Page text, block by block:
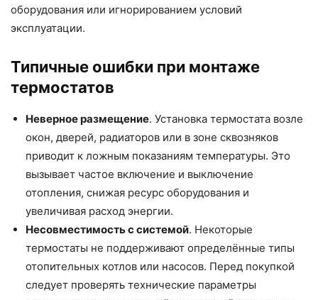
оборудования или игнорированием условий
эксплуатации.
Типичные ошибки при монтаже
термостатов
Неверное размещение. Установка термостата возле
окон, дверей, радиаторов или в зоне сквозняков
приводит к ложным показаниям температуры. Это
вызывает частое включение и выключение
отопления, снижая ресурс оборудования и
увеличивая расход энергии.
Несовместимость с системой. Некоторые
термостаты не поддерживают определённые типы
отопительных котлов или насосов. Перед покупкой
следует проверять технические параметры